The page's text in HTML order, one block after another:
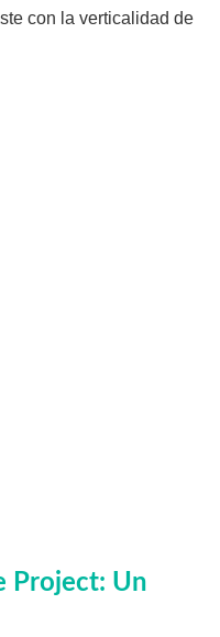
con la verticalidad de
Project: Un